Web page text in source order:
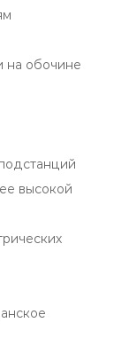
на обочине
высокой